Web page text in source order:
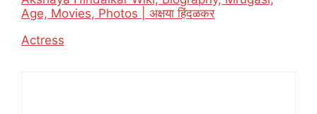
Age, Movies, Photos | अक्षया हिंदळकर
In relation to
Actress